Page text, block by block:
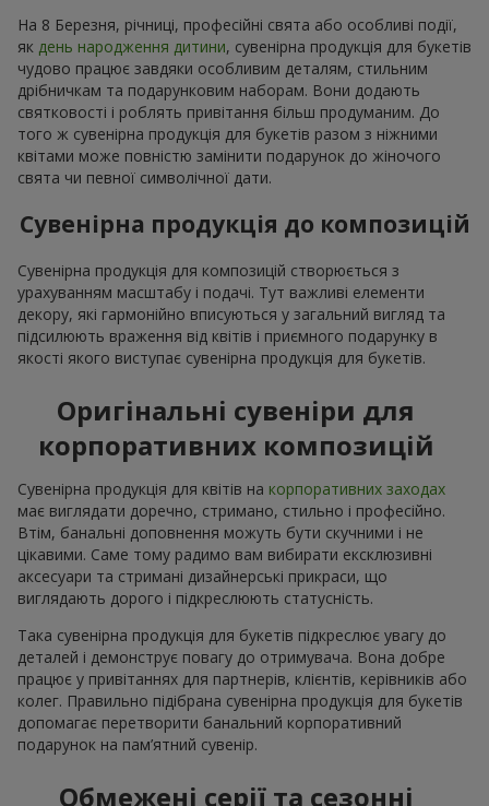
На 8 Березня, річниці, професійні свята або особливі події,
як день народження дитини, сувенірна продукція для букетів
чудово працює завдяки особливим деталям, стильним
дрібничкам та подарунковим наборам. Вони додають
святковості і роблять привітання більш продуманим. До
того ж сувенірна продукція для букетів разом з ніжними
квітами може повністю замінити подарунок до жіночого
свята чи певної символічної дати.
Сувенірна продукція до композицій
Сувенірна продукція для композицій створюється з
урахуванням масштабу і подачі. Тут важливі елементи
декору, які гармонійно вписуються у загальний вигляд та
підсилюють враження від квітів і приємного подарунку в
якості якого виступає сувенірна продукція для букетів.
Оригінальні сувеніри для
корпоративних композицій
Сувенірна продукція для квітів на корпоративних заходах
має виглядати доречно, стримано, стильно і професійно.
Втім, банальні доповнення можуть бути скучними і не
цікавими. Саме тому радимо вам вибирати ексклюзивні
аксесуари та стримані дизайнерські прикраси, що
виглядають дорого і підкреслюють статусність.
Така сувенірна продукція для букетів підкреслює увагу до
деталей і демонструє повагу до отримувача. Вона добре
працює у привітаннях для партнерів, клієнтів, керівників або
колег. Правильно підібрана сувенірна продукція для букетів
допомагає перетворити банальний корпоративний
подарунок на пам’ятний сувенір.
Обмежені серії та сезонні